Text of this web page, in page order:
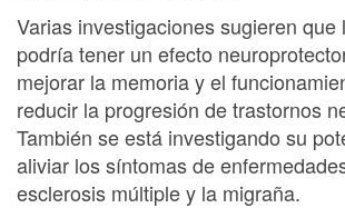
Varias investigaciones sugieren que
podría tener un efecto
mejorar la memoria y el
reducir la progresión de trastornos
También se está investigando su
aliviar los síntomas de
esclerosis múltiple y la migraña.